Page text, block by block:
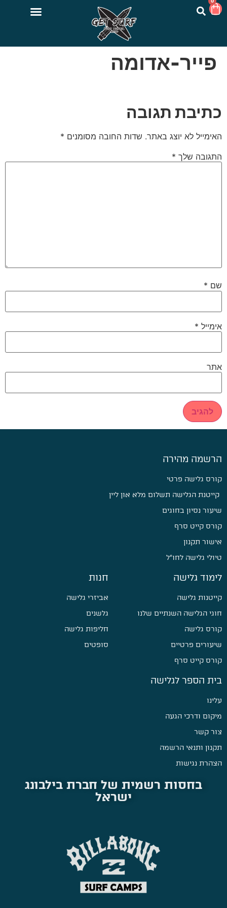
פייר-אדומה
כתיבת תגובה
האימייל לא יוצג באתר. שדות החובה מסומנים *
התגובה שלך *
שם *
אימייל *
אתר
הרשמה מהירה
קורס גלישה פרטי
קייטנת הגלישה תשלום מלא און ליין
שיעור נסיון בחוגים
קורס קייט סרף
אישור תקנון
טיולי גלישה לחו״ל
לימוד גלישה
קייטנות גלישה
חוגי הגלישה השנתיים שלנו
קורס גלישה
שיעורים פרטיים
קורס קייט סרף
חנות
אביזרי גלישה
גלשנים
חליפות גלישה
סופטים
בית הספר לגלישה
עלינו
מיקום ודרכי הגעה
צור קשר
תקנון ותנאי הרשמה
הצהרת נגישות
בחסות רשמית של חברת בילבונג
ישראל